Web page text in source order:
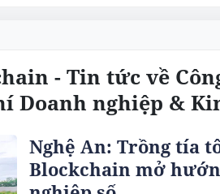
- Tin tức về
Doanh nghiệp &
Nghệ An: Trồng tía
Blockchain mở